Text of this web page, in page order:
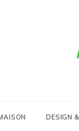
DESIGN